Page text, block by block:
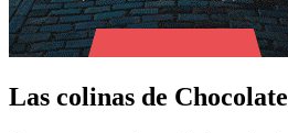
Las colinas de Chocolate